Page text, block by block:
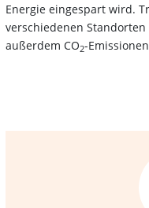
Energie eingespart wird.
verschiedenen
außerdem CO2-